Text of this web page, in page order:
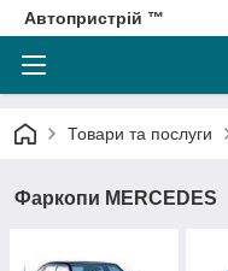
Автопристрій ™
Товари та послуги
Фаркопи MERCEDES